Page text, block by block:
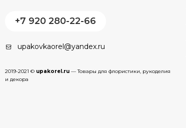
+7 920 280-22-66
upakovkaorel@yandex.ru
2019-2021 © upakorel.ru — Товары для флористики, рукоделия
и декора